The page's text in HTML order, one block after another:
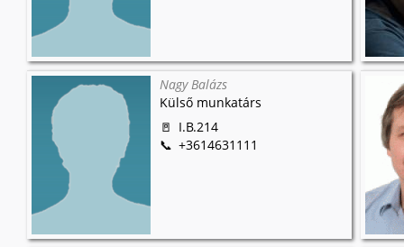
Nagy Balázs
Külső munkatárs
I.B.214
+3614631111